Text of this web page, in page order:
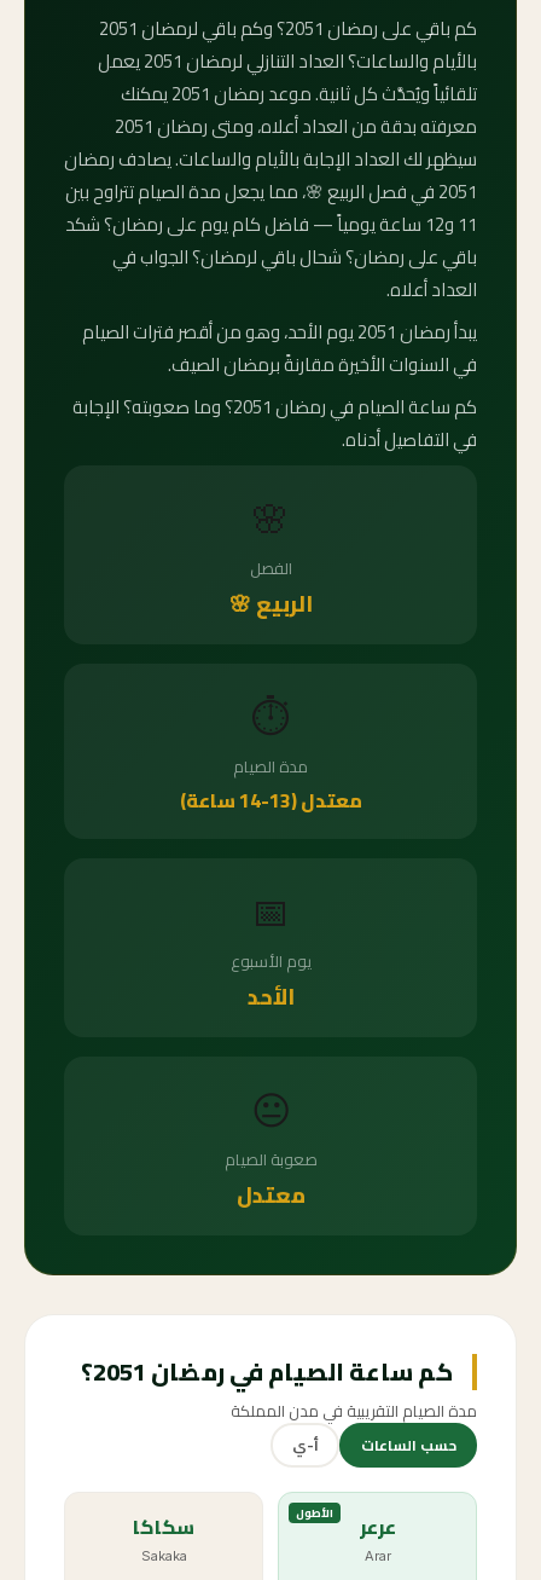
كم باقي على رمضان 2051؟ وكم باقي لرمضان 2051
بالأيام والساعات؟ العداد التنازلي لرمضان 2051 يعمل
تلقائياً ويُحدَّث كل ثانية. موعد رمضان 2051 يمكنك
معرفته بدقة من العداد أعلاه، ومتى رمضان 2051
سيظهر لك العداد الإجابة بالأيام والساعات. يصادف رمضان
2051 في فصل الربيع 🌸، مما يجعل مدة الصيام تتراوح بين
11 و12 ساعة يومياً — فاضل كام يوم على رمضان؟ شكد
باقي على رمضان؟ شحال باقي لرمضان؟ الجواب في
العداد أعلاه.
يبدأ رمضان 2051 يوم الأحد، وهو من أقصر فترات الصيام
في السنوات الأخيرة مقارنةً برمضان الصيف.
كم ساعة الصيام في رمضان 2051؟ وما صعوبته؟ الإجابة
في التفاصيل أدناه.
🌸
الفصل
الربيع 🌸
⏱️
مدة الصيام
معتدل (13-14 ساعة)
📅
يوم الأسبوع
الأحد
😐
صعوبة الصيام
معتدل
كم ساعة الصيام في رمضان 2051؟
مدة الصيام التقريبية في مدن المملكة
حسب الساعات أ-ي
الأطول عرعر
Arar
سكاكا
Sakaka